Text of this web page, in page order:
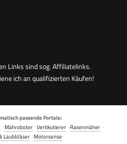
Links sind sog. Affiliatelinks.
ich an qualifizierten Käufen!
passende Portale:
·Mähroboter ·Vertikutierer ·Rasenmäher ·
Laubbläser ·Motorsense